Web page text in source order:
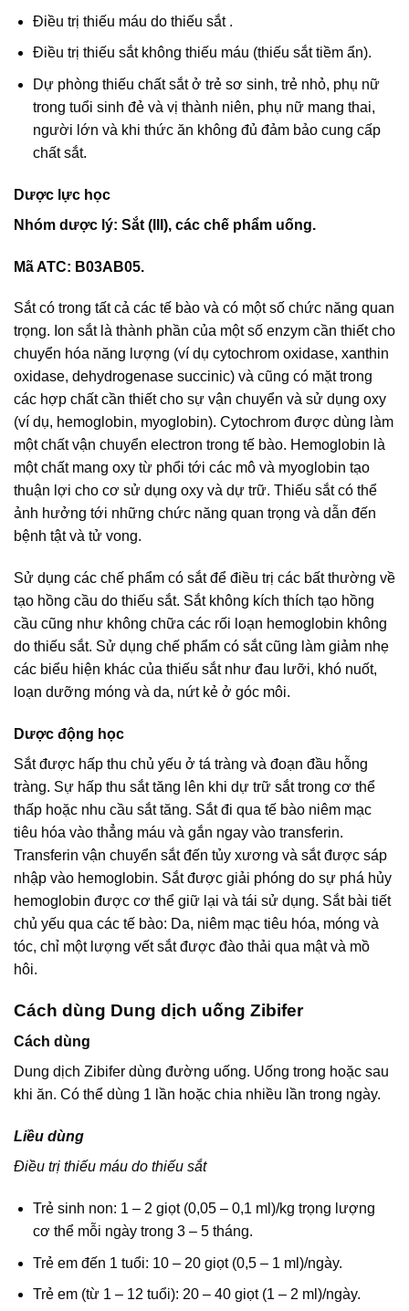
Điều trị thiếu máu do thiếu sắt .
Điều trị thiếu sắt không thiếu máu (thiếu sắt tiềm ẩn).
Dự phòng thiếu chất sắt ở trẻ sơ sinh, trẻ nhỏ, phụ nữ
trong tuổi sinh đẻ và vị thành niên, phụ nữ mang thai,
người lớn và khi thức ăn không đủ đảm bảo cung cấp
chất sắt.
Dược lực học
Nhóm dược lý: Sắt (III), các chế phẩm uống.
Mã ATC: B03AB05.
Sắt có trong tất cả các tế bào và có một số chức năng quan
trọng. Ion sắt là thành phần của một số enzym cần thiết cho
chuyển hóa năng lượng (ví dụ cytochrom oxidase, xanthin
oxidase, dehydrogenase succinic) và cũng có mặt trong
các hợp chất cần thiết cho sự vận chuyển và sử dụng oxy
(ví dụ, hemoglobin, myoglobin). Cytochrom được dùng làm
một chất vận chuyển electron trong tế bào. Hemoglobin là
một chất mang oxy từ phổi tới các mô và myoglobin tạo
thuận lợi cho cơ sử dụng oxy và dự trữ. Thiếu sắt có thể
ảnh hưởng tới những chức năng quan trọng và dẫn đến
bệnh tật và tử vong.
Sử dụng các chế phẩm có sắt để điều trị các bất thường về
tạo hồng cầu do thiếu sắt. Sắt không kích thích tạo hồng
cầu cũng như không chữa các rối loạn hemoglobin không
do thiếu sắt. Sử dụng chế phẩm có sắt cũng làm giảm nhẹ
các biểu hiện khác của thiếu sắt như đau lưỡi, khó nuốt,
loạn dưỡng móng và da, nứt kẻ ở góc môi.
Dược động học
Sắt được hấp thu chủ yếu ở tá tràng và đoạn đầu hỗng
tràng. Sự hấp thu sắt tăng lên khi dự trữ sắt trong cơ thể
thấp hoặc nhu cầu sắt tăng. Sắt đi qua tế bào niêm mạc
tiêu hóa vào thẳng máu và gắn ngay vào transferin.
Transferin vận chuyển sắt đến tủy xương và sắt được sáp
nhập vào hemoglobin. Sắt được giải phóng do sự phá hủy
hemoglobin được cơ thể giữ lại và tái sử dụng. Sắt bài tiết
chủ yếu qua các tế bào: Da, niêm mạc tiêu hóa, móng và
tóc, chỉ một lượng vết sắt được đào thải qua mật và mồ
hôi.
Cách dùng Dung dịch uống Zibifer
Cách dùng
Dung dịch Zibifer dùng đường uống. Uống trong hoặc sau
khi ăn. Có thể dùng 1 lần hoặc chia nhiều lần trong ngày.
Liều dùng
Điều trị thiếu máu do thiếu sắt
Trẻ sinh non: 1 – 2 giọt (0,05 – 0,1 ml)/kg trọng lượng
cơ thể mỗi ngày trong 3 – 5 tháng.
Trẻ em đến 1 tuổi: 10 – 20 giọt (0,5 – 1 ml)/ngày.
Trẻ em (từ 1 – 12 tuổi): 20 – 40 giọt (1 – 2 ml)/ngày.